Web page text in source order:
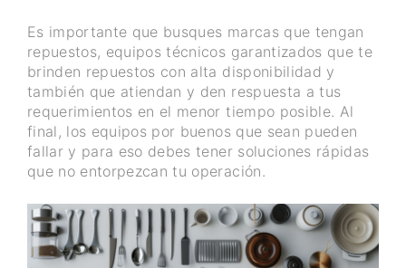
Es importante que busques marcas que tengan
repuestos, equipos técnicos garantizados que te
brinden repuestos con alta disponibilidad y
también que atiendan y den respuesta a tus
requerimientos en el menor tiempo posible. Al
final, los equipos por buenos que sean pueden
fallar y para eso debes tener soluciones rápidas
que no entorpezcan tu operación.